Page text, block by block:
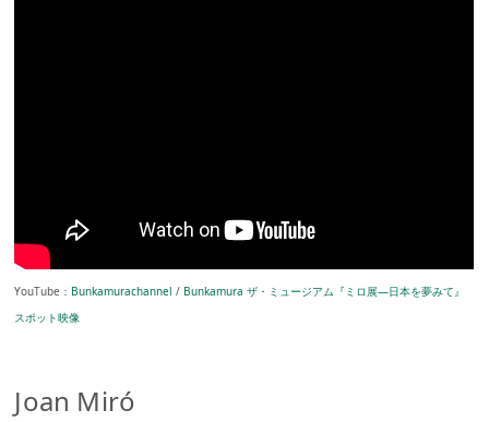
YouTube： Bunkamurachannel / Bunkamura ザ・ミュージアム『ミロ展―日本を夢みて』
スポット映像
Joan Miró